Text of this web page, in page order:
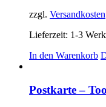
zzgl. Versandkosten
Lieferzeit: 1-3
In den Warenkorb
Postkarte –